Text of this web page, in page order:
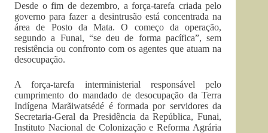
Desde o fim de dezembro, a força-tarefa criada pelo
governo para fazer a desintrusão está concentrada na
área de Posto da Mata. O começo da operação,
segundo a Funai, “se deu de forma pacífica”, sem
resistência ou confronto com os agentes que atuam na
desocupação.
A força-tarefa interministerial responsável pelo
cumprimento do mandado de desocupação da Terra
Indígena Marãiwatsédé é formada por servidores da
Secretaria-Geral da Presidência da República, Funai,
Instituto Nacional de Colonização e Reforma Agrária